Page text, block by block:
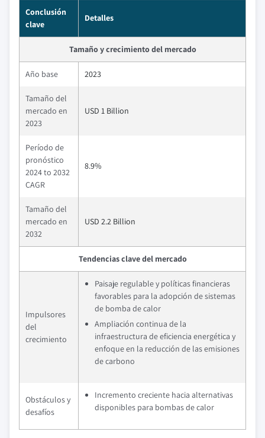
Conclusión
clave
Detalles
Tamaño y crecimiento del mercado
Año base 2023
Tamaño del
mercado en
2023
USD 1 Billion
Período de
pronóstico
2024 to 2032
CAGR
8.9%
Tamaño del
mercado en
2032
USD 2.2 Billion
Tendencias clave del mercado
Impulsores
del
crecimiento
Paisaje regulable y políticas financieras
favorables para la adopción de sistemas
de bomba de calor
Ampliación continua de la
infraestructura de eficiencia energética y
enfoque en la reducción de las emisiones
de carbono
Obstáculos y
desafíos
Incremento creciente hacia alternativas
disponibles para bombas de calor